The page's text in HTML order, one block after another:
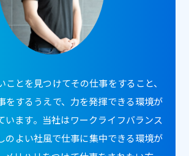
ことを見つけてその仕事をすること、
をするうえで、力を発揮できる環境が
います。当社はワークライフバランス
のよい社風で仕事に集中できる環境が